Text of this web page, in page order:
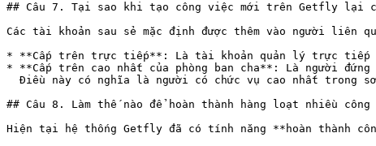
## Câu 7. Tại sao khi tạo công việc mới trên Getfly lại
Các tài khoản sau sẻ mặc định được thêm vào người liên
* **Cấp trên trực tiếp**: Là tài khoản quản lý trực tiếp
* **Cấp trên cao nhất của phòng ban cha**: Là người
## Câu 8. Làm thế nào để hoàn thành hàng loạt nhiều
Hiện tại hệ thống Getfly đã có tính năng **hoàn thành